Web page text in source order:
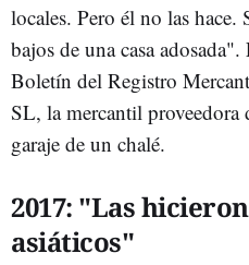
locales. Pero él no las hace.
bajos de una casa
Boletín del Registro
SL, la mercantil proveedora
garaje de un chalé.
2017: "Las
asiáticos"